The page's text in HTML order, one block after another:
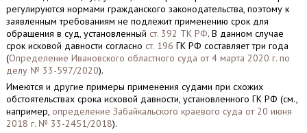
регулируются нормами гражданского законодательства, поэтому к
заявленным требованиям не подлежит применению срок для
обращения в суд, установленный ст. 392 ТК РФ. В данном случае
срок исковой давности согласно ст. 196 ГК РФ составляет три года
(Определение Ивановского областного суда от 4 марта 2020 г. по
делу № 33-597/2020).
Имеются и другие примеры применения судами при схожих
обстоятельствах срока исковой давности, установленного ГК РФ (см.,
например, определение Забайкальского краевого суда от 20 июня
2018 г. № 33-2451/2018).